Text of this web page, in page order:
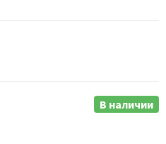
В наличии